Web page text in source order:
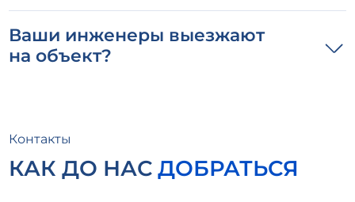
Ваши инженеры выезжают
на объект?
Контакты
КАК ДО НАСДОБРАТЬСЯ